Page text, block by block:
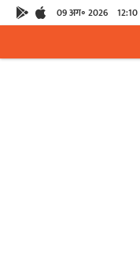
09 अग॰ 2026